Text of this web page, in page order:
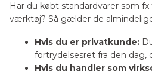
Har du købt standardvarer som
værktøj? Så gælder de
Hvis du er privatkunde:
fortrydelsesret fra den dag,
Hvis du handler som